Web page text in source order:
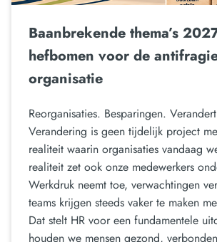
Baanbrekende thema’s
hefbomen voor de
organisatie
Reorganisaties. Besparingen.
Verandering is geen tijdelijk project
realiteit waarin organisaties vandaag
realiteit zet ook onze medewerkers
Werkdruk neemt toe, verwachtingen
teams krijgen steeds vaker te maken
Dat stelt HR voor een fundamentele
houden we mensen gezond,